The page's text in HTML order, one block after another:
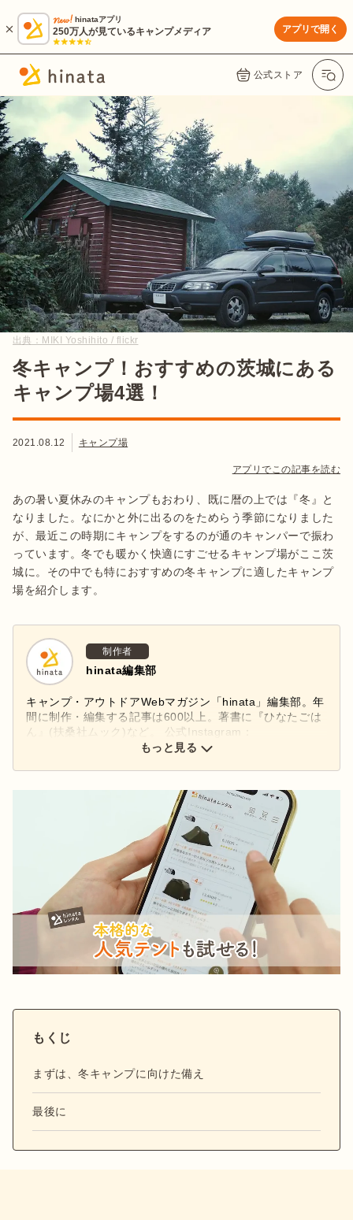
hinataアプリ
250万人が見ているキャンプメディア アプリで開く
公式ストア
出典： MIKI Yoshihito / flickr
冬キャンプ！おすすめの茨城にある
キャンプ場4選！
2021.08.12 キャンプ場
アプリでこの記事を読む
あの暑い夏休みのキャンプもおわり、既に暦の上では『冬』と
なりました。なにかと外に出るのをためらう季節になりました
が、最近この時期にキャンプをするのが通のキャンパーで振わ
っています。冬でも暖かく快適にすごせるキャンプ場がここ茨
城に。その中でも特におすすめの冬キャンプに適したキャンプ
場を紹介します。
制作者
hinata編集部
キャンプ・アウトドアWebマガジン「hinata」編集部。年
間に制作・編集する記事は600以上。著書に『ひなたごは
ん』(扶桑社ムック)など。 公式Instagram：
もっと見る
もくじ
まずは、冬キャンプに向けた備え
最後に